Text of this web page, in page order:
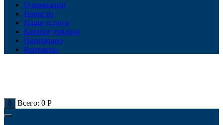
О компании
Новости
Наши услуги
Каталог товаров
Портфолио
Контакты
0 Всего: 0 Р